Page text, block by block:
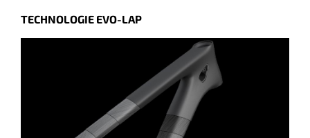
TECHNOLOGIE EVO-LAP